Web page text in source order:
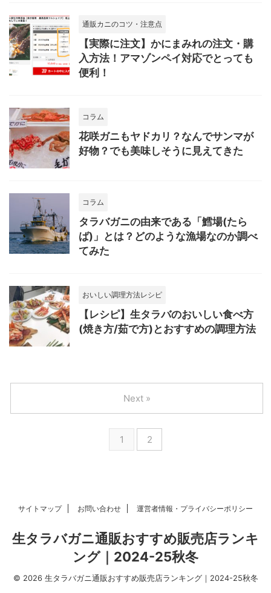
通販カニのコツ・注意点
【実際に注文】かにまみれの注文・購
入方法！アマゾンペイ対応でとっても
便利！
コラム
花咲ガニもヤドカリ？なんでサンマが
好物？でも美味しそうに見えてきた
コラム
タラバガニの由来である「鱈場(たら
ば)」とは？どのような漁場なのか調べ
てみた
おいしい調理方法レシピ
【レシピ】生タラバのおいしい食べ方
(焼き方/茹で方)とおすすめの調理方法
1 2
Next »
サイトマップ お問い合わせ 運営者情報・プライバシーポリシー
生タラバガニ通販おすすめ販売店ランキ
ング｜2024-25秋冬
© 2026 生タラバガニ通販おすすめ販売店ランキング｜2024-25秋冬